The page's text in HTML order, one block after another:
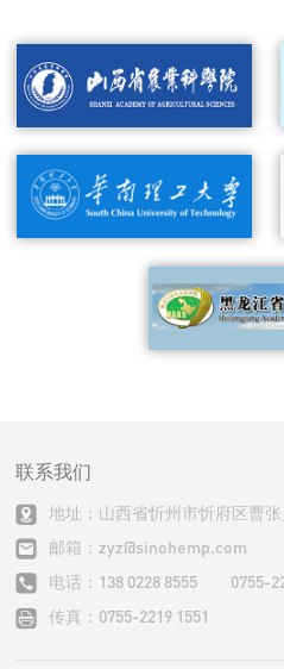
联系我们
地址：山西省忻州市忻府区曹
邮箱：zyz@sinohemp.com
电话：138 0228 8555 0755-
传真：0755-2219 1551